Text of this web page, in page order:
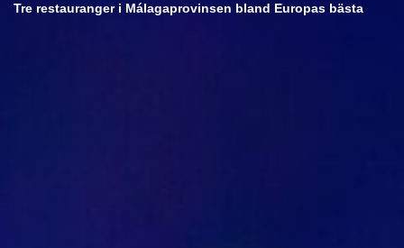
Tre restauranger i Málagaprovinsen bland Europas bästa